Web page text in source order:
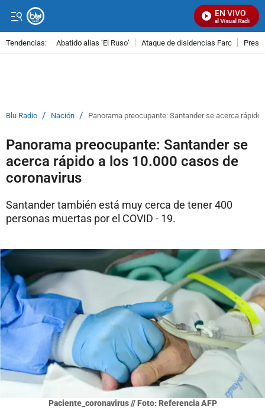
EN VIVO
Señal Visual Radio
Tendencias: Abatido alias ‘El Ruso’ Ataque de disidencias Farc
Blu Radio / Nación / Panorama preocupante: Santander se acerca
Panorama preocupante: Santander se
acerca rápido a los 10.000 casos de
coronavirus
Santander también está muy cerca de tener 400
personas muertas por el COVID - 19.
Paciente_coronavirus // Foto: Referencia AFP